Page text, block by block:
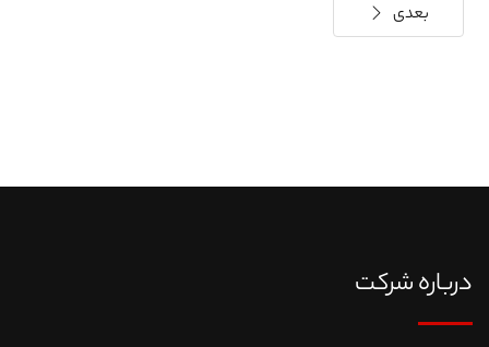
بعدی
درباره شرکت